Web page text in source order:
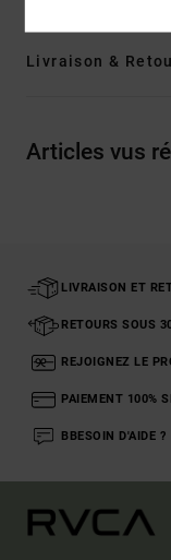
Livraison &
Articles vus
LIVRAISON ET
RETOURS SOUS
REJOIGNEZ LE
PAIEMENT 100%
BBESOIN D'AIDE ?